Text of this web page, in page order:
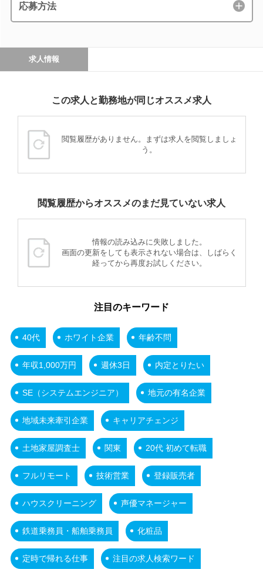
応募方法
求人情報
この求人と勤務地が同じオススメ求人
閲覧履歴がありません。まずは求人を閲覧しましょ
う。
閲覧履歴からオススメのまだ見ていない求人
情報の読み込みに失敗しました。
画面の更新をしても表示されない場合は、しばらく
経ってから再度お試しください。
注目のキーワード
40代 ホワイト企業 年齢不問
年収1,000万円 週休3日 内定とりたい
SE（システムエンジニア） 地元の有名企業
地域未来牽引企業 キャリアチェンジ
土地家屋調査士 関東 20代 初めて転職
フルリモート 技術営業 登録販売者
ハウスクリーニング 声優マネージャー
鉄道乗務員・船舶乗務員 化粧品
定時で帰れる仕事 注目の求人検索ワード